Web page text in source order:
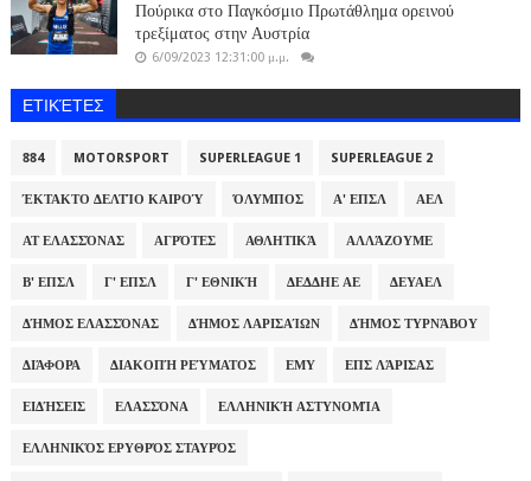
Πούρικα στο Παγκόσμιο Πρωτάθλημα ορεινού
τρεξίματος στην Αυστρία
6/09/2023 12:31:00 μ.μ.
ΕΤΙΚΈΤΕΣ
884 MOTORSPORT SUPERLEAGUE 1 SUPERLEAGUE 2
ΈΚΤΑΚΤΟ ΔΕΛΤΊΟ ΚΑΙΡΟΎ ΌΛΥΜΠΟΣ Α' ΕΠΣΛ ΑΕΛ
ΑΤ ΕΛΑΣΣΌΝΑΣ ΑΓΡΌΤΕΣ ΑΘΛΗΤΙΚΆ ΑΛΛΆΖΟΥΜΕ
Β' ΕΠΣΛ Γ' ΕΠΣΛ Γ' ΕΘΝΙΚΉ ΔΕΔΔΗΕ ΑΕ ΔΕΥΑΕΛ
ΔΉΜΟΣ ΕΛΑΣΣΌΝΑΣ ΔΉΜΟΣ ΛΑΡΙΣΑΊΩΝ ΔΉΜΟΣ ΤΥΡΝΆΒΟΥ
ΔΙΆΦΟΡΑ ΔΙΑΚΟΠΉ ΡΕΎΜΑΤΟΣ ΕΜΥ ΕΠΣ ΛΆΡΙΣΑΣ
ΕΙΔΉΣΕΙΣ ΕΛΑΣΣΌΝΑ ΕΛΛΗΝΙΚΉ ΑΣΤΥΝΟΜΊΑ
ΕΛΛΗΝΙΚΌΣ ΕΡΥΘΡΌΣ ΣΤΑΥΡΌΣ